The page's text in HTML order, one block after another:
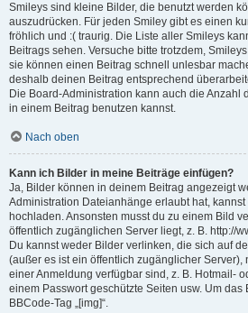
Smileys sind kleine Bilder, die benutzt werden
auszudrücken. Für jeden Smiley gibt es einen
fröhlich und :( traurig. Die Liste aller Smileys
Beitrags sehen. Versuche bitte trotzdem,
sie können einen Beitrag schnell unlesbar
deshalb deinen Beitrag entsprechend
Die Board-Administration kann auch die Anzahl
in einem Beitrag benutzen kannst.
Nach oben
Kann ich Bilder in meine Beiträge einfügen?
Ja, Bilder können in deinem Beitrag angezeigt
Administration Dateianhänge erlaubt hat,
hochladen. Ansonsten musst du zu einem Bild
öffentlich zugänglichen Server liegt, z. B. http://
Du kannst weder Bilder verlinken, die sich auf
(außer es ist ein öffentlich zugänglicher Server),
einer Anmeldung verfügbar sind, z. B. Hotmail-
einem Passwort geschützte Seiten usw. Um
BBCode-Tag „[img]“.